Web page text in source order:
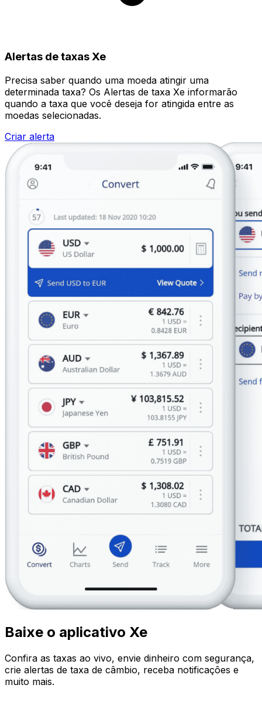
Alertas de taxas Xe
Precisa saber quando uma moeda atingir uma
determinada taxa? Os Alertas de taxa Xe informarão
quando a taxa que você deseja for atingida entre as
moedas selecionadas.
Criar alerta
Baixe o aplicativo Xe
Confira as taxas ao vivo, envie dinheiro com segurança,
crie alertas de taxa de câmbio, receba notificações e
muito mais.